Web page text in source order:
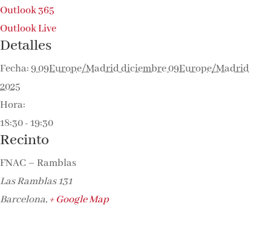
Outlook 365
Outlook Live
Detalles
Fecha:9 09Europe/Madrid diciembre 09Europe/Madrid
2025
Hora:
18:30 - 19:30
Recinto
FNAC – Ramblas
Las Ramblas 131
Barcelona, + Google Map